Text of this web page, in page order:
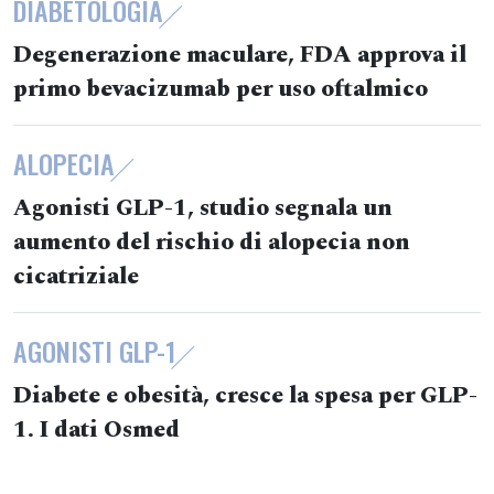
DIABETOLOGIA
Degenerazione maculare, FDA approva il
primo bevacizumab per uso oftalmico
ALOPECIA
Agonisti GLP-1, studio segnala un
aumento del rischio di alopecia non
cicatriziale
AGONISTI GLP-1
Diabete e obesità, cresce la spesa per GLP-
1. I dati Osmed